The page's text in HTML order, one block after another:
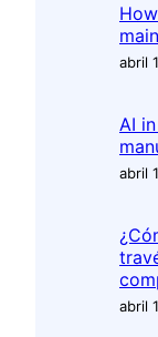
abril
AI
abril
abril